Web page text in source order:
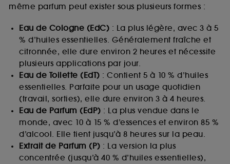
même parfum peut exister sous plusieurs formes :
Eau de Cologne (EdC) : La plus légère, avec 3 à 5
% d’huiles essentielles. Généralement fraîche et
citronnée, elle dure environ 2 heures et nécessite
plusieurs applications par jour.
Eau de Toilette (EdT) : Contient 5 à 10 % d’huiles
essentielles. Parfaite pour un usage quotidien
(travail, sorties), elle dure environ 3 à 4 heures.
Eau de Parfum (EdP) : La plus vendue dans le
monde, avec 10 à 15 % d’essences et environ 85 %
d’alcool. Elle tient jusqu’à 8 heures sur la peau.
Extrait de Parfum (P) : La version la plus
concentrée (jusqu’à 40 % d’huiles essentielles),